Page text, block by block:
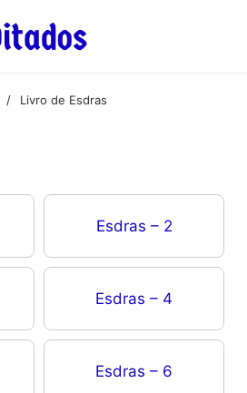
/ Livro de Esdras
Esdras – 2
Esdras – 4
Esdras – 6